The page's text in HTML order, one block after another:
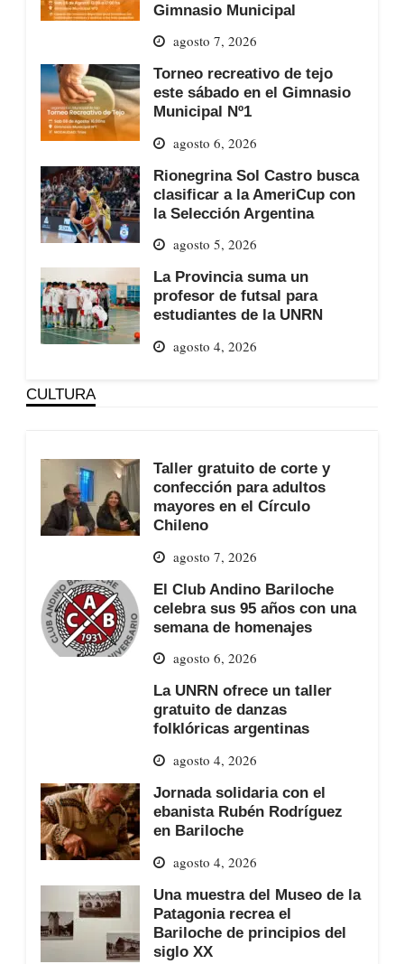
Gimnasio Municipal
agosto 7, 2026
Torneo recreativo de tejo
este sábado en el Gimnasio
Municipal Nº1
agosto 6, 2026
Rionegrina Sol Castro busca
clasificar a la AmeriCup con
la Selección Argentina
agosto 5, 2026
La Provincia suma un
profesor de futsal para
estudiantes de la UNRN
agosto 4, 2026
CULTURA
Taller gratuito de corte y
confección para adultos
mayores en el Círculo
Chileno
agosto 7, 2026
El Club Andino Bariloche
celebra sus 95 años con una
semana de homenajes
agosto 6, 2026
La UNRN ofrece un taller
gratuito de danzas
folklóricas argentinas
agosto 4, 2026
Jornada solidaria con el
ebanista Rubén Rodríguez
en Bariloche
agosto 4, 2026
Una muestra del Museo de la
Patagonia recrea el
Bariloche de principios del
siglo XX